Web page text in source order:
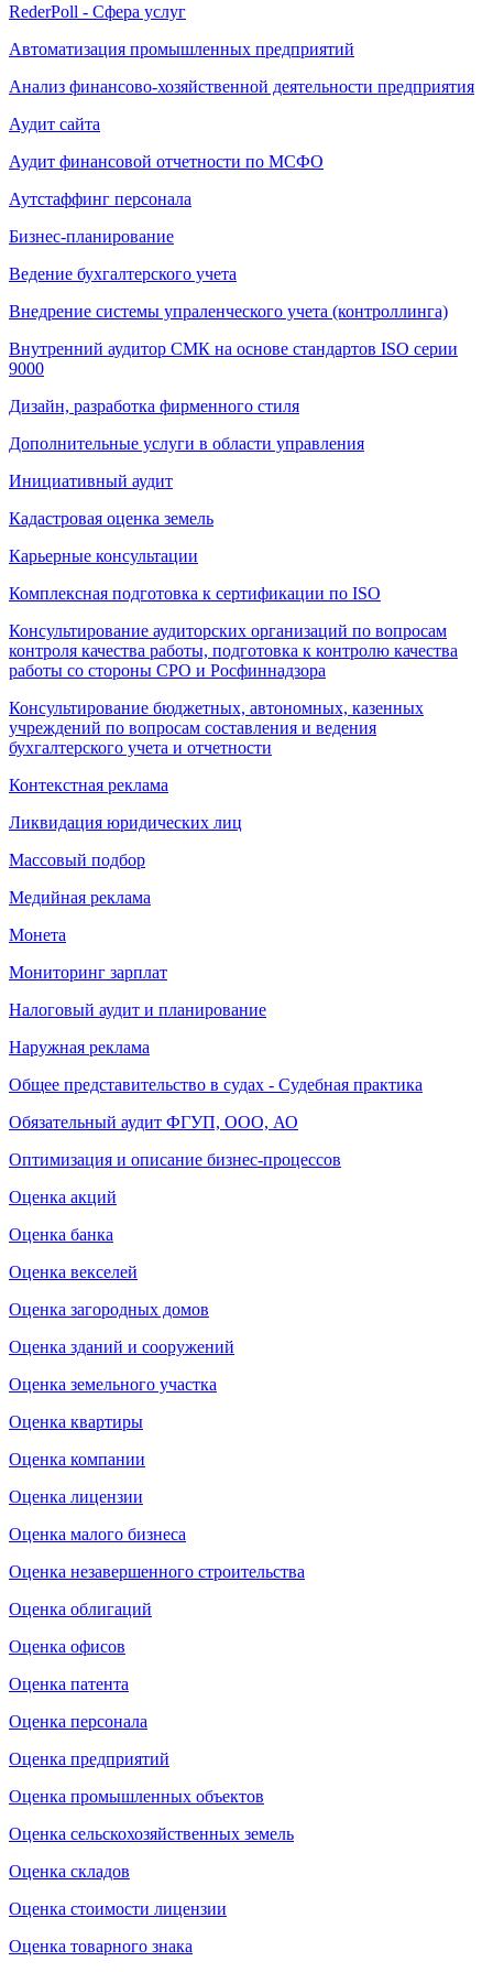
RederPoll - Сфера услуг
Автоматизация промышленных предприятий
Анализ финансово-хозяйственной деятельности предприятия
Аудит сайта
Аудит финансовой отчетности по МСФО
Аутстаффинг персонала
Бизнес-планирование
Ведение бухгалтерского учета
Внедрение системы упраленческого учета (контроллинга)
Внутренний аудитор СМК на основе стандартов ISO серии
9000
Дизайн, разработка фирменного стиля
Дополнительные услуги в области управления
Инициативный аудит
Кадастровая оценка земель
Карьерные консультации
Комплексная подготовка к сертификации по ISO
Консультирование аудиторских организаций по вопросам
контроля качества работы, подготовка к контролю качества
работы со стороны СРО и Росфиннадзора
Консультирование бюджетных, автономных, казенных
учреждений по вопросам составления и ведения
бухгалтерского учета и отчетности
Контекстная реклама
Ликвидация юридических лиц
Массовый подбор
Медийная реклама
Монета
Мониторинг зарплат
Налоговый аудит и планирование
Наружная реклама
Общее представительство в судах - Судебная практика
Обязательный аудит ФГУП, ООО, АО
Оптимизация и описание бизнес-процессов
Оценка акций
Оценка банка
Оценка векселей
Оценка загородных домов
Оценка зданий и сооружений
Оценка земельного участка
Оценка квартиры
Оценка компании
Оценка лицензии
Оценка малого бизнеса
Оценка незавершенного строительства
Оценка облигаций
Оценка офисов
Оценка патента
Оценка персонала
Оценка предприятий
Оценка промышленных объектов
Оценка сельскохозяйственных земель
Оценка складов
Оценка стоимости лицензии
Оценка товарного знака